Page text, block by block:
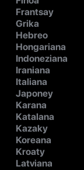
Frantsay
Grika
Hebreo
Hongariana
Indoneziana
Iraniana
Italiana
Japoney
Karana
Katalana
Kazaky
Koreana
Kroaty
Latviana